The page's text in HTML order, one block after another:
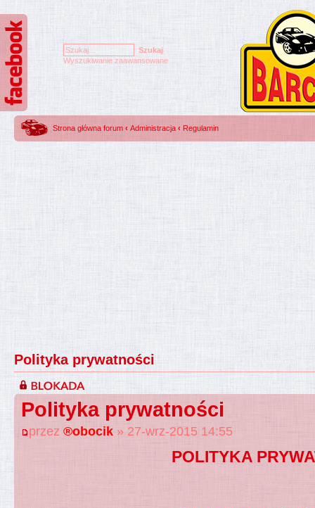
Wyszukiwanie zaawansowane
Strona główna forum ‹ Administracja ‹ Regulamin
Polityka prywatności
Polityka prywatności
przez ®obocik » 27-wrz-2015 14:55
POLITYKA